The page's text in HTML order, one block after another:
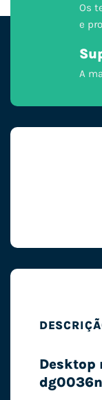
Os
e
A
Desktop